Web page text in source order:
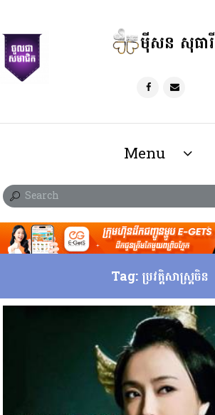
ម៉ីសន សុធារី
Menu
Tag: ប្រវត្តិសាស្រ្តចិន